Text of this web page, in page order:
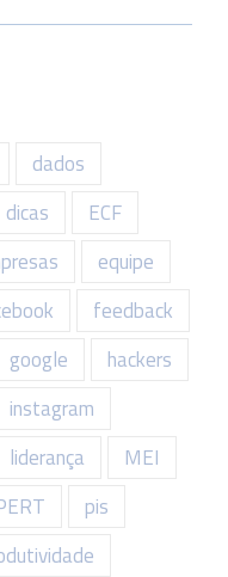
dados
dicas
ECF
equipe
feedback
google
hackers
instagram
liderança
MEI
pis